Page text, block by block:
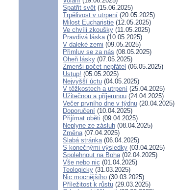
Spatřit svět (15.06.2025)
Trpělivost v utrpení (20.05.2025)
Milost Eucharistie (12.05.2025)
Ve chvíli zkoušky (11.05.2025)
Pravdivá láska(10.05.2025)
V daleké zemi (09.05.2025)
Přimluv se za nás (08.05.2025)
Oheň lásky (07.05.2025)
Zmenši počet nepřátel (06.05.2025)
Ustup! (05.05.2025)
Nejvyšší úctu (04.05.2025)
V těžkostech a utrpení (25.04.2025)
Užitečnou a příjemnou (24.04.2025)
Večer prvního dne v týdnu (20.04.2025)
Doporučení (10.04.2025)
Přijímat oběti (09.04.2025)
Neplyne ze zásluh (08.04.2025)
Změna(07.04.2025)
Slabá stránka(06.04.2025)
S konečnými výsledky (03.04.2025)
Spolehnout na Boha(02.04.2025)
Vše nebo nic (01.04.2025)
Teologicky (31.03.2025)
Nic mocnějšího (30.03.2025)
Příležitost k růstu (29.03.2025)